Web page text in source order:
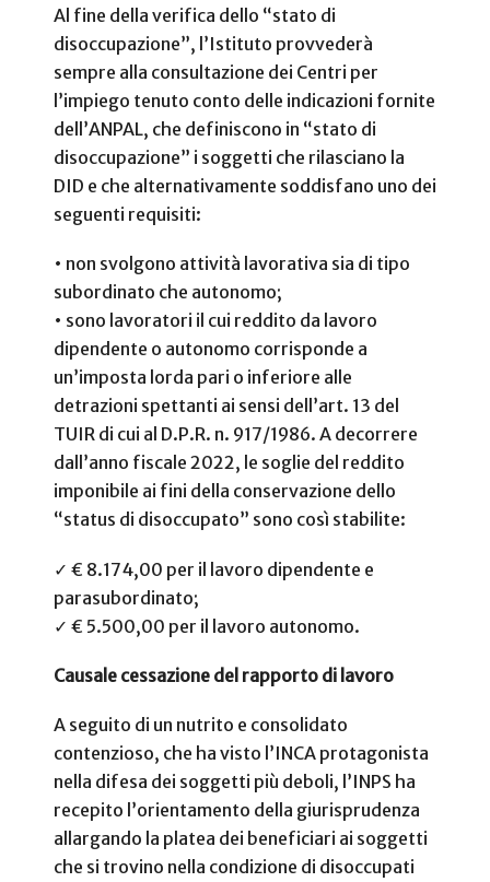
Al fine della verifica dello “stato di
disoccupazione”, l’Istituto provvederà
sempre alla consultazione dei Centri per
l’impiego tenuto conto delle indicazioni fornite
dell’ANPAL, che definiscono in “stato di
disoccupazione” i soggetti che rilasciano la
DID e che alternativamente soddisfano uno dei
seguenti requisiti:
• non svolgono attività lavorativa sia di tipo
subordinato che autonomo;
• sono lavoratori il cui reddito da lavoro
dipendente o autonomo corrisponde a
un’imposta lorda pari o inferiore alle
detrazioni spettanti ai sensi dell’art. 13 del
TUIR di cui al D.P.R. n. 917/1986. A decorrere
dall’anno fiscale 2022, le soglie del reddito
imponibile ai fini della conservazione dello
“status di disoccupato” sono così stabilite:
✓ € 8.174,00 per il lavoro dipendente e
parasubordinato;
✓ € 5.500,00 per il lavoro autonomo.
Causale cessazione del rapporto di lavoro
A seguito di un nutrito e consolidato
contenzioso, che ha visto l’INCA protagonista
nella difesa dei soggetti più deboli, l’INPS ha
recepito l’orientamento della giurisprudenza
allargando la platea dei beneficiari ai soggetti
che si trovino nella condizione di disoccupati